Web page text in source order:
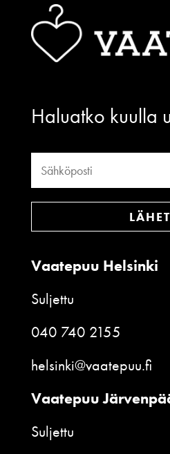
Haluatko kuulla
Vaatepuu Helsinki
Suljettu
040 740 2155
helsinki@vaatepuu.fi
Vaatepuu
Suljettu